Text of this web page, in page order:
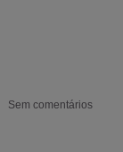
Sem comentários